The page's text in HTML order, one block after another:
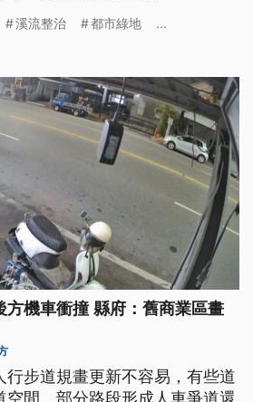
溪流整治 都市綠地 ...
方機車衝撞 縣府：舊商業區畫
行步道規畫更新不容易，有些道
空間，部分路段形成人車爭道還